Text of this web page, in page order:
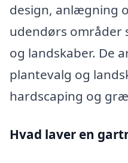
design, anlægning
udendørs områder
og landskaber. De
plantevalg og
hardscaping og
Hvad laver en